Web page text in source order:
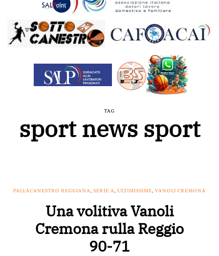
TAG
sport news sport
PALLACANESTRO REGGIANA, SERIE A, ULTIMISSIME, VANOLI CREMONA
Una volitiva Vanoli
Cremona rulla Reggio
90-71